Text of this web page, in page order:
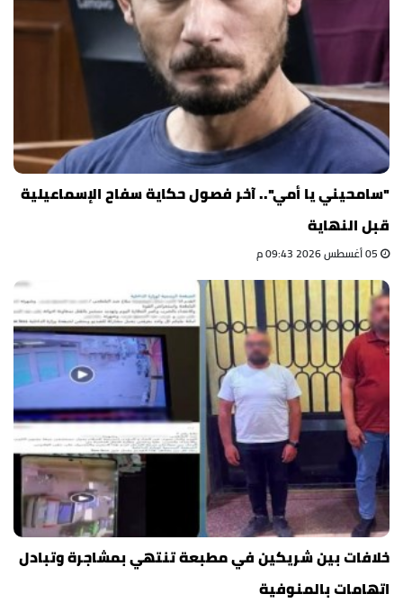
"سامحيني يا أمي".. آخر فصول حكاية سفاح الإسماعيلية
قبل النهاية
خلافات بين شريكين في مطبعة تنتهي بمشاجرة وتبادل
اتهامات بالمنوفية